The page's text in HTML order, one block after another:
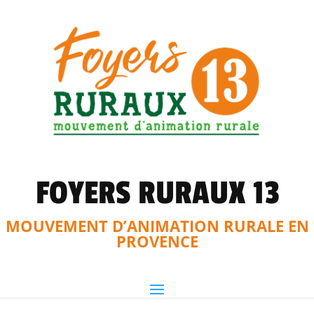
FOYERS RURAUX 13
MOUVEMENT D’ANIMATION RURALE EN
PROVENCE